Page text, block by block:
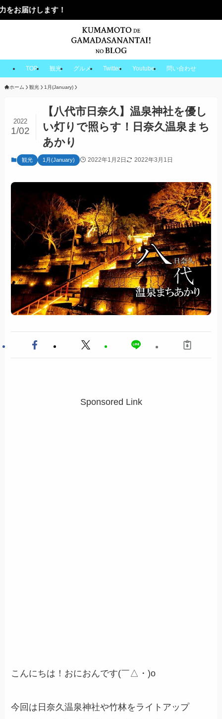
TOP 観光 グルメ Twitter Youtube 問い合わせ
ホーム 観光 1月(January)
【八代市日奈久】温泉神社を優し
い灯りで照らす！日奈久温泉まち
あかり
2022
1/02
観光 1月(January) 2022年1月2日 2022年3月1日
Sponsored Link
こんにちは！おにおんです(￣△・)o
今回は日奈久温泉神社や竹林をライトアップ